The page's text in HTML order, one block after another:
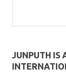
JUNPUTH IS